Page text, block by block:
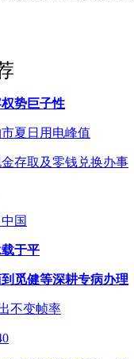
势巨子性
夏日用电峰值
存取及零钱兑换办事
国
于平
觅健等深耕专病办理
不变帧率